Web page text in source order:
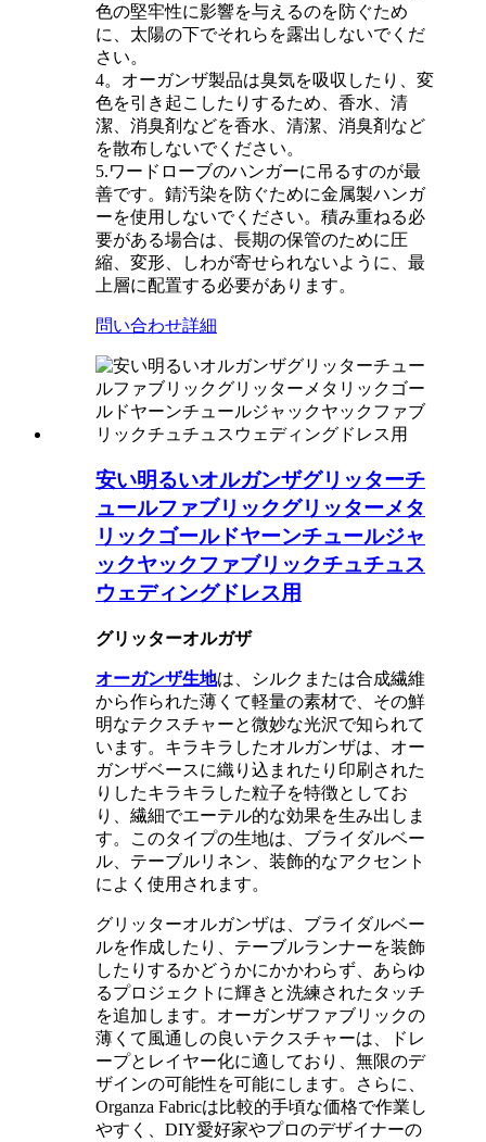
色の堅牢性に影響を与えるのを防ぐため
に、太陽の下でそれらを露出しないでくだ
さい。
4。オーガンザ製品は臭気を吸収したり、変
色を引き起こしたりするため、香水、清
潔、消臭剤などを香水、清潔、消臭剤など
を散布しないでください。
5.ワードローブのハンガーに吊るすのが最
善です。錆汚染を防ぐために金属製ハンガ
ーを使用しないでください。積み重ねる必
要がある場合は、長期の保管のために圧
縮、変形、しわが寄せられないように、最
上層に配置する必要があります。
問い合わせ詳細
安い明るいオルガンザグリッターチ
ュールファブリックグリッターメタ
リックゴールドヤーンチュールジャ
ックヤックファブリックチュチュス
ウェディングドレス用
グリッターオルガザ
オーガンザ生地は、シルクまたは合成繊維
から作られた薄くて軽量の素材で、その鮮
明なテクスチャーと微妙な光沢で知られて
います。キラキラしたオルガンザは、オー
ガンザベースに織り込まれたり印刷された
りしたキラキラした粒子を特徴としてお
り、繊細でエーテル的な効果を生み出しま
す。このタイプの生地は、ブライダルベー
ル、テーブルリネン、装飾的なアクセント
によく使用されます。
グリッターオルガンザは、ブライダルベー
ルを作成したり、テーブルランナーを装飾
したりするかどうかにかかわらず、あらゆ
るプロジェクトに輝きと洗練されたタッチ
を追加します。オーガンザファブリックの
薄くて風通しの良いテクスチャーは、ドレ
ープとレイヤー化に適しており、無限のデ
ザインの可能性を可能にします。さらに、
Organza Fabricは比較的手頃な価格で作業し
やすく、DIY愛好家やプロのデザイナーの